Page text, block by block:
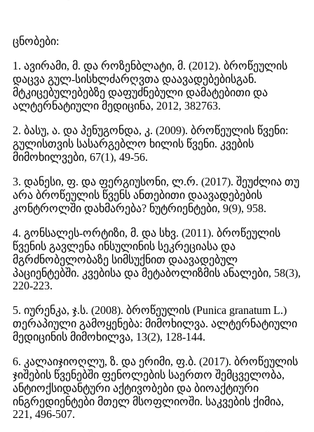
ცნობები:
1. ავირამი, მ. და როზენბლატი, მ. (2012). ბროწეულის
დაცვა გულ-სისხლძარღვთა დაავადებებისგან.
მტკიცებულებებზე დაფუძნებული დამატებითი და
ალტერნატიული მედიცინა, 2012, 382763.
2. ბასუ, ა. და პენუგონდა, კ. (2009). ბროწეულის წვენი:
გულისთვის სასარგებლო ხილის წვენი. კვების
მიმოხილვები, 67(1), 49-56.
3. დანესი, ფ. და ფერგიუსონი, ლ.რ. (2017). შეუძლია თუ
არა ბროწეულის წვენს ანთებითი დაავადებების
კონტროლში დახმარება? ნუტრიენტები, 9(9), 958.
4. გონსალეს-ორტიზი, მ. და სხვ. (2011). ბროწეულის
წვენის გავლენა ინსულინის სეკრეციასა და
მგრძნობელობაზე სიმსუქნით დაავადებულ
პაციენტებში. კვებისა და მეტაბოლიზმის ანალები, 58(3),
220-223.
5. იურენკა, ჯ.ს. (2008). ბროწეულის (Punica granatum L.)
თერაპიული გამოყენება: მიმოხილვა. ალტერნატიული
მედიცინის მიმოხილვა, 13(2), 128-144.
6. კალაიჯიოღლუ, ზ. და ერიმი, ფ.ბ. (2017). ბროწეულის
ჯიშების წვენებში ფენოლების საერთო შემცველობა,
ანტიოქსიდანტური აქტივობები და ბიოაქტიური
ინგრედიენტები მთელ მსოფლიოში. საკვების ქიმია,
221, 496-507.